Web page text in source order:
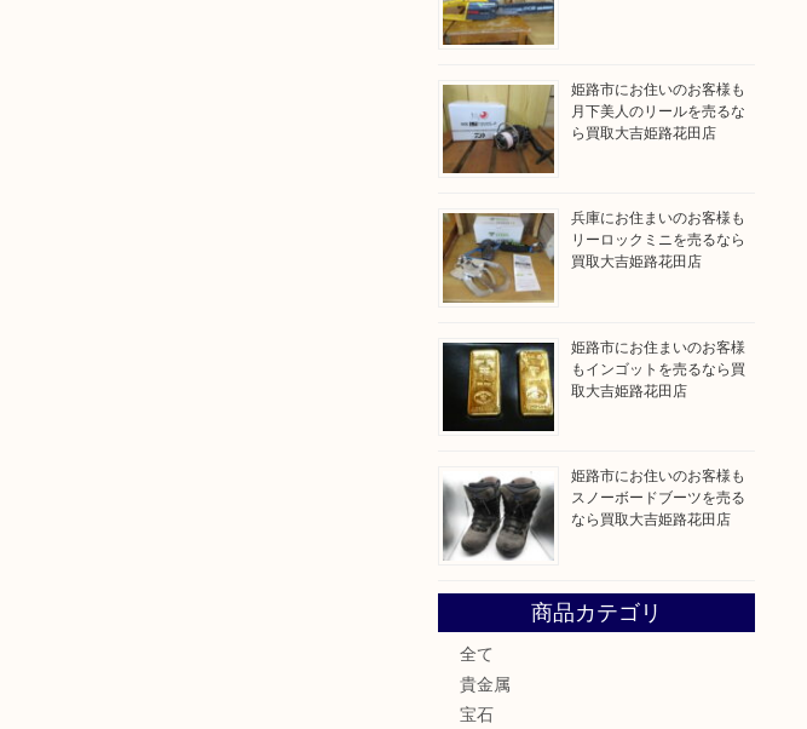
姫路市にお住いのお客様も
月下美人のリールを売るな
ら買取大吉姫路花田店
兵庫にお住まいのお客様も
リーロックミニを売るなら
買取大吉姫路花田店
姫路市にお住まいのお客様
もインゴットを売るなら買
取大吉姫路花田店
姫路市にお住いのお客様も
スノーボードブーツを売る
なら買取大吉姫路花田店
商品カテゴリ
全て
貴金属
宝石